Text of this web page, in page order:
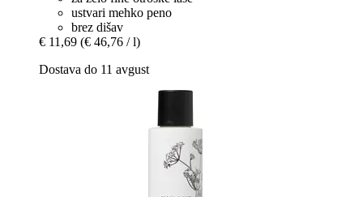
ustvari mehko peno
brez dišav
€ 11,69 (€ 46,76 / l)
Dostava do 11 avgust